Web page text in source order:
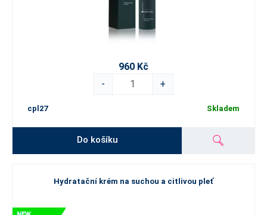
960 Kč
-
+
cpl27 Skladem
Do košíku
Hydratační krém na suchou a citlivou pleť